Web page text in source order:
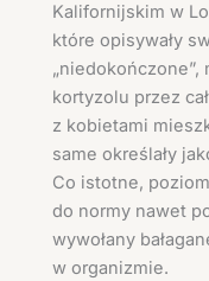
Kalifornijskim w
które opisywały
„niedokończone”,
kortyzolu przez
z kobietami
same określały
Co istotne,
do normy nawet
wywołany
w organizmie.